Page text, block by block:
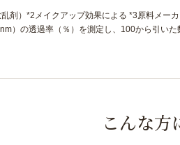
剤）*2メイクアップ効果による *3原料メー
）の透過率（％）を測定し、100から引い
こんな方